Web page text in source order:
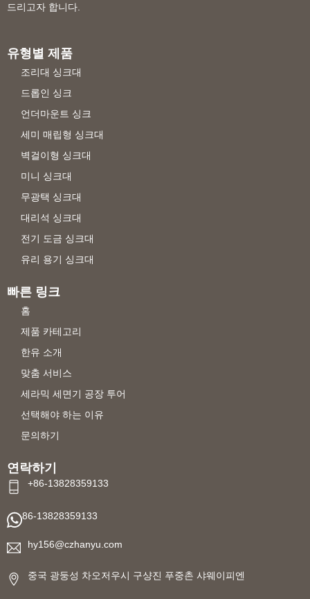
드리고자 합니다.
유형별 제품
조리대 싱크대
드롭인 싱크
언더마운트 싱크
세미 매립형 싱크대
벽걸이형 싱크대
미니 싱크대
무광택 싱크대
대리석 싱크대
전기 도금 싱크대
유리 용기 싱크대
빠른 링크
홈
제품 카테고리
한유 소개
맞춤 서비스
세라믹 세면기 공장 투어
선택해야 하는 이유
문의하기
연락하기
+86-13828359133
86-13828359133
hy156@czhanyu.com
중국 광둥성 차오저우시 구샹진 푸중촌 샤웨이피엔